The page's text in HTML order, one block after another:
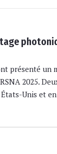
présenté un
2025.
Unis et